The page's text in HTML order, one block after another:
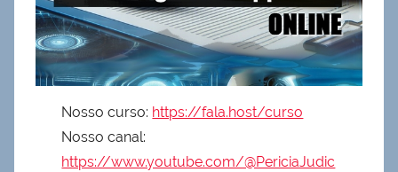
Nosso curso: https://fala.host/curso
Nosso canal:
https://www.youtube.com/@PericiaJudic